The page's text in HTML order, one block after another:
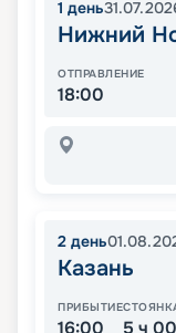
1 день
Нижний
ОТПРАВЛЕНИЕ
18:00
2 день
Казань
ПРИБЫТИЕ
16:00 5 ч